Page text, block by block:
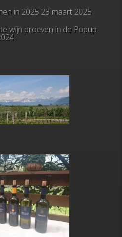
in 2025 23 maart 2025
wijn proeven in de Popup